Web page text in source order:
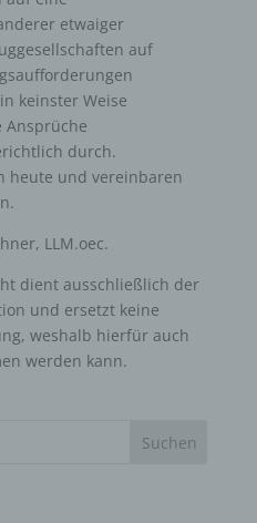
etwaiger
auf
keinster Weise
Ansprüche
durch.
heute und vereinbaren
LLM.oec.
dient ausschließlich der
und ersetzt keine
weshalb hierfür auch
werden kann.
oder juristische Person,
Stelle, der
werden,
bei ihr um einen Dritten
die im Rahmen eines
nach dem
der Mitgliedstaaten
juristische Person,
des Verantwortlichen oder